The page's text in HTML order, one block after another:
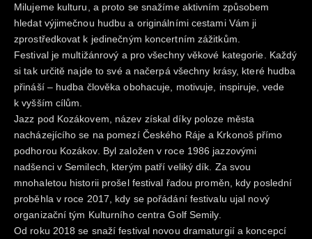
Milujeme kulturu, a proto se snažíme aktivním způsobem
hledat výjimečnou hudbu a originálními cestami Vám ji
zprostředkovat k jedinečným koncertním zážitkům.
Festival je multižánrový a pro všechny věkové kategorie. Každý
si tak určitě najde to své a načerpá všechny krásy, které hudba
přináší – hudba člověka obohacuje, motivuje, inspiruje, vede
k vyšším cílům.
Jazz pod Kozákovem, název získal díky poloze města
nacházejícího se na pomezí Českého Ráje a Krkonoš přímo
podhorou Kozákov. Byl založen v roce 1986 jazzovými
nadšenci v Semilech, kterým patří veliký dík. Za svou
mnohaletou historii prošel festival řadou proměn, kdy poslední
proběhla v roce 2017, kdy se pořádání festivalu ujal nový
organizační tým Kulturního centra Golf Semily.
Od roku 2018 se snaží festival novou dramaturgií a koncepcí